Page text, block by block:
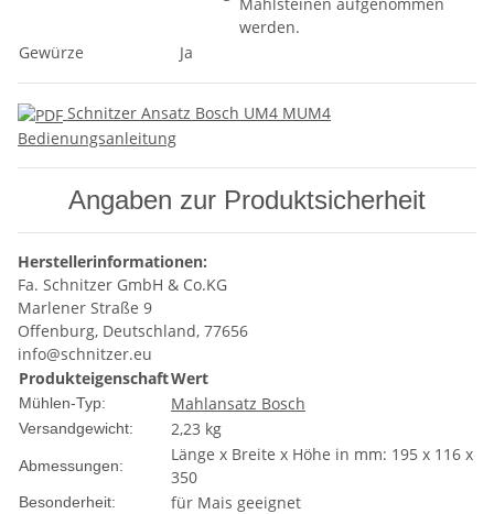
werden.
Gewürze
Ja
Schnitzer Ansatz Bosch UM4 MUM4
Bedienungsanleitung
Angaben zur Produktsicherheit
Herstellerinformationen:
Fa. Schnitzer GmbH & Co.KG
Marlener Straße 9
Offenburg, Deutschland, 77656
info@schnitzer.eu
ProdukteigenschaftWert
Mühlen-Typ: Mahlansatz Bosch
Versandgewicht: 2,23 kg
Abmessungen:
Länge x Breite x Höhe in mm: 195 x 116 x
350
Besonderheit: für Mais geeignet